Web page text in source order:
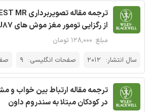
از رگزایی تومور مغز موش های U87
مبلغ: ۱۲۸,۰۰۰ تومان
سال انتشار: 2012 صفحات انگلیسی: 9
ترجمه مقاله ارتباط بين خواب و
در كودكان مبتلا به سندروم داون